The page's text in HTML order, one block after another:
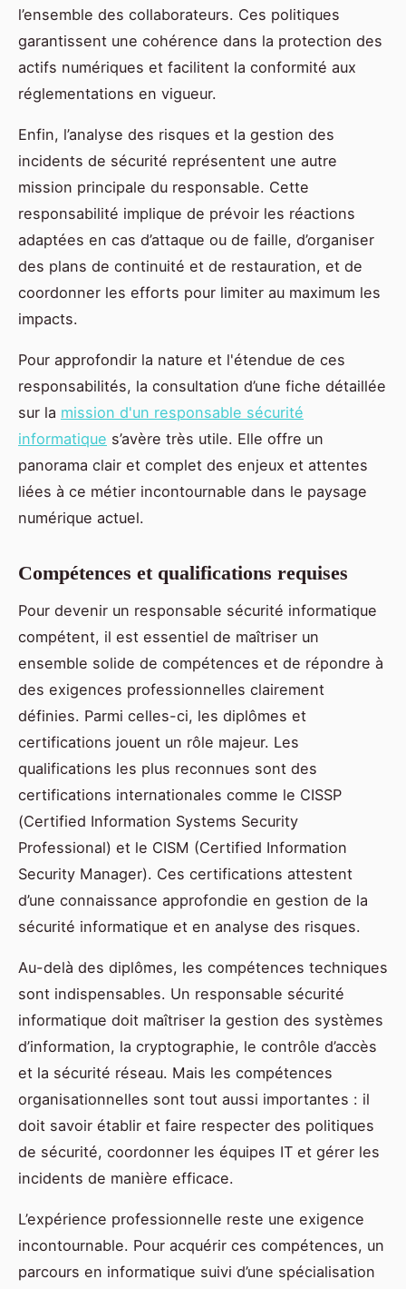
l’ensemble des collaborateurs. Ces politiques
garantissent une cohérence dans la protection des
actifs numériques et facilitent la conformité aux
réglementations en vigueur.
Enfin, l’analyse des risques et la gestion des
incidents de sécurité représentent une autre
mission principale du responsable. Cette
responsabilité implique de prévoir les réactions
adaptées en cas d’attaque ou de faille, d’organiser
des plans de continuité et de restauration, et de
coordonner les efforts pour limiter au maximum les
impacts.
Pour approfondir la nature et l'étendue de ces
responsabilités, la consultation d’une fiche détaillée
sur la mission d'un responsable sécurité
informatique s’avère très utile. Elle offre un
panorama clair et complet des enjeux et attentes
liées à ce métier incontournable dans le paysage
numérique actuel.
Compétences et qualifications requises
Pour devenir un responsable sécurité informatique
compétent, il est essentiel de maîtriser un
ensemble solide de compétences et de répondre à
des exigences professionnelles clairement
définies. Parmi celles-ci, les diplômes et
certifications jouent un rôle majeur. Les
qualifications les plus reconnues sont des
certifications internationales comme le CISSP
(Certified Information Systems Security
Professional) et le CISM (Certified Information
Security Manager). Ces certifications attestent
d’une connaissance approfondie en gestion de la
sécurité informatique et en analyse des risques.
Au-delà des diplômes, les compétences techniques
sont indispensables. Un responsable sécurité
informatique doit maîtriser la gestion des systèmes
d’information, la cryptographie, le contrôle d’accès
et la sécurité réseau. Mais les compétences
organisationnelles sont tout aussi importantes : il
doit savoir établir et faire respecter des politiques
de sécurité, coordonner les équipes IT et gérer les
incidents de manière efficace.
L’expérience professionnelle reste une exigence
incontournable. Pour acquérir ces compétences, un
parcours en informatique suivi d’une spécialisation